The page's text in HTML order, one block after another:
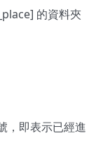
的資料夾
，即表示已經進